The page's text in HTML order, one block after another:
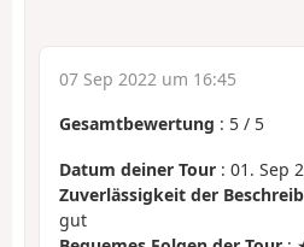
07 Sep 2022 um 16:45
Gesamtbewertung : 5 / 5
Datum deiner Tour : 01. Sep
Zuverlässigkeit der
gut